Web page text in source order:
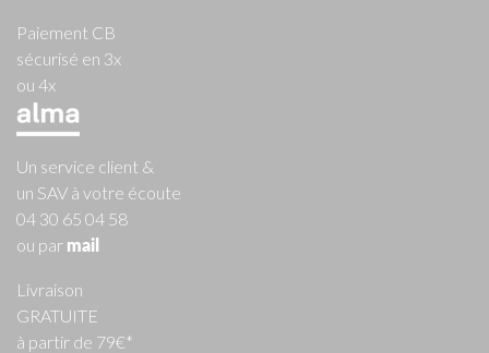
Paiement CB
sécurisé en 3x
ou 4x
Un service client &
un SAV à votre écoute
04 30 65 04 58
ou par mail
Livraison
GRATUITE
à partir de 79€*